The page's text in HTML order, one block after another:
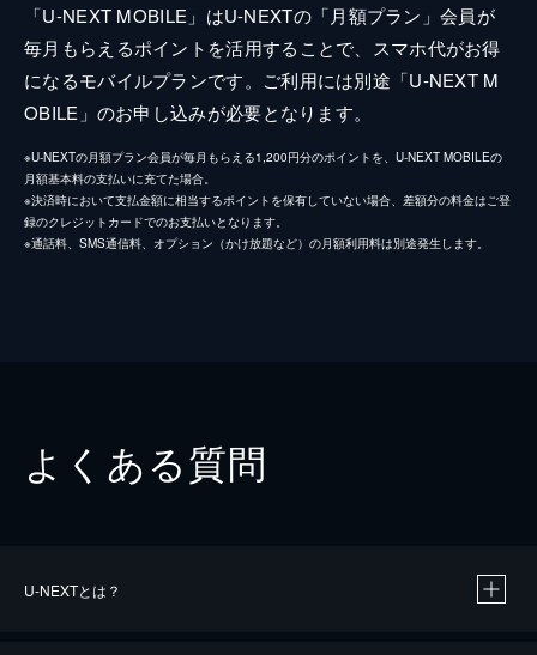
「U-NEXT MOBILE」はU-NEXTの「月額プラン」会員が
毎月もらえるポイントを活用することで、スマホ代がお得
になるモバイルプランです。ご利用には別途「U-NEXT M
OBILE」のお申し込みが必要となります。
※U-NEXTの月額プラン会員が毎月もらえる1,200円分のポイントを、U-NEXT MOBILEの
月額基本料の支払いに充てた場合。
※決済時において支払金額に相当するポイントを保有していない場合、差額分の料金はご登
録のクレジットカードでのお支払いとなります。
※通話料、SMS通信料、オプション（かけ放題など）の月額利用料は別途発生します。
よくある質問
U-NEXTとは？